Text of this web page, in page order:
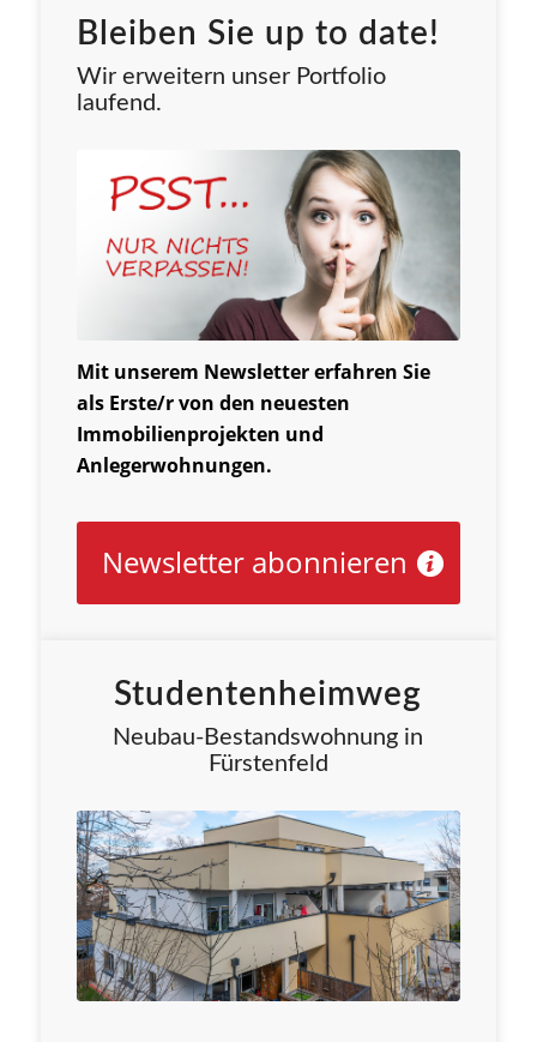
Bleiben Sie up to date!
Wir erweitern unser Portfolio
laufend.
Mit unserem Newsletter erfahren Sie
als Erste/r von den neuesten
Immobilienprojekten und
Anlegerwohnungen.
Newsletter abonnieren
Studentenheimweg
Neubau-Bestandswohnung in
Fürstenfeld